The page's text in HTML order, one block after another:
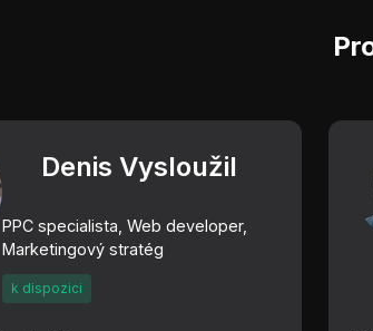
Denis Vysloužil
PPC specialista, Web developer,
Marketingový stratég
k dispozici